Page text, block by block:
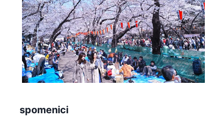
spomenici